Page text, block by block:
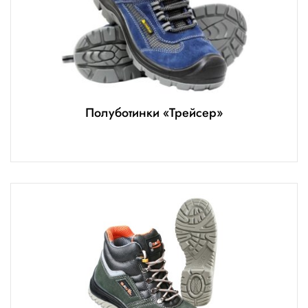
Полуботинки «Трейсер»